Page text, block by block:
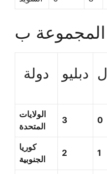
المجموعة ب
دولة دبليو ل
الولايات
المتحدة
3 0
كوريا
الجنوبية
2 1